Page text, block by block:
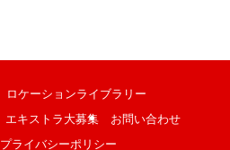
ロケーションライブラリー
エキストラ大募集
お問い合わせ
プライバシーポリシー